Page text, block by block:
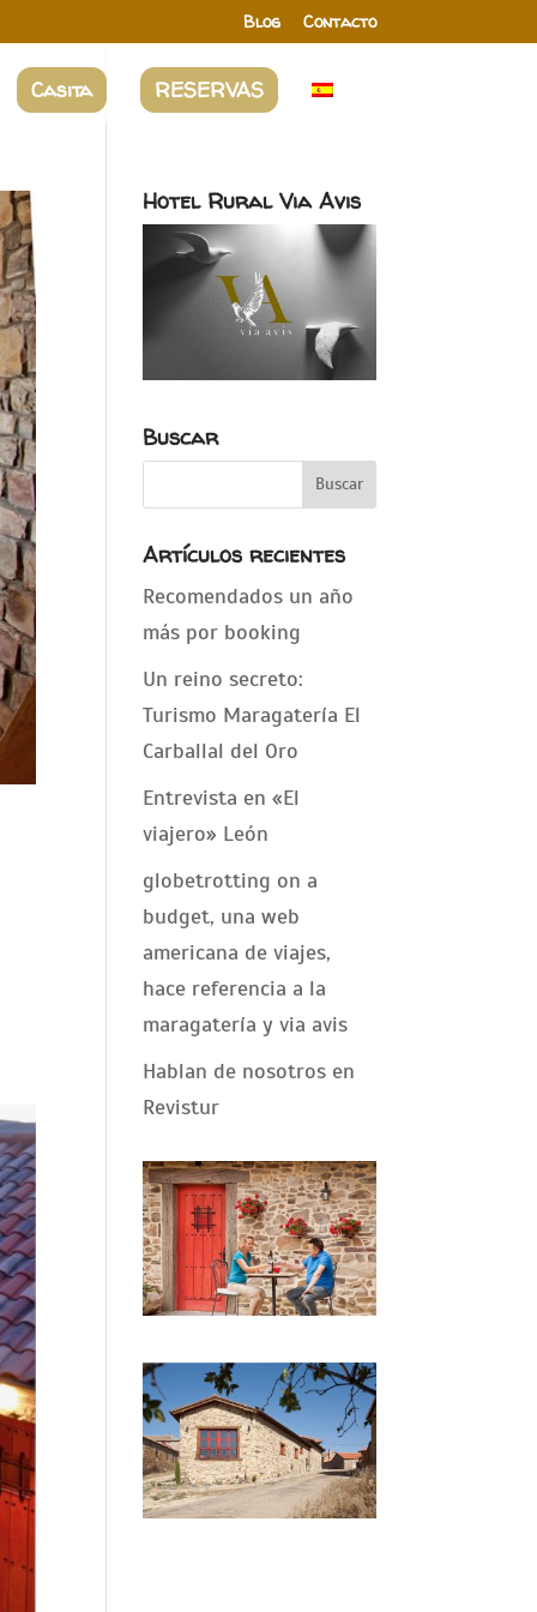
Blog Contacto
Casita RESERVAS
Hotel Rural Via Avis
Buscar
Artículos recientes
Recomendados un año
más por booking
Un reino secreto:
Turismo Maragatería El
Carballal del Oro
Entrevista en «El
viajero» León
globetrotting on a
budget, una web
americana de viajes,
hace referencia a la
maragatería y via avis
Hablan de nosotros en
Revistur